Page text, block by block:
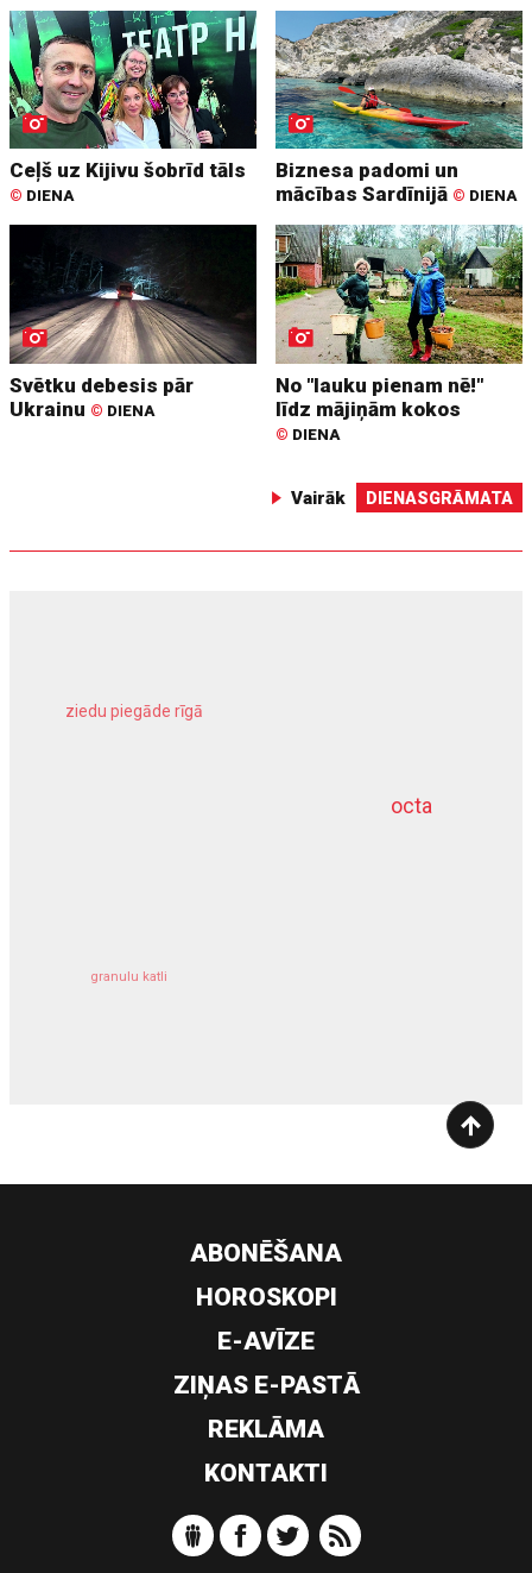
Ceļš uz Kijivu šobrīd tāls
© DIENA
Biznesa padomi un
mācības Sardīnijā © DIENA
Svētku debesis pār
Ukrainu © DIENA
No "lauku pienam nē!"
līdz mājiņām kokos
© DIENA
Vairāk DIENASGRĀMATA
octa
ziedu piegāde rīgā
granulu katli
dziļurbums
ABONĒŠANA
HOROSKOPI
E-AVĪZE
ZIŅAS E-PASTĀ
REKLĀMA
KONTAKTI